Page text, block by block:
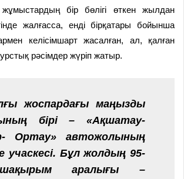
бір бөлігі өткен жылдан
жалғасса, енді бірқатары бойынша
келісімшарт жасалған, ал, қалған
рәсімдер жүріп жатыр.
жоспардағы маңыз­ды
бірі – «Ақшатау­-
Ортау» автожолының
учаскесі. Бұл жолдың 95-
аралығы –